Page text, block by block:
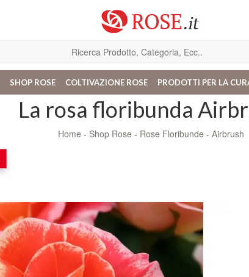
SHOP ROSE COLTIVAZIONE ROSE PRODOTTI PER LA
La rosa floribunda
Home - Shop Rose - Rose Floribunde - Airbrush